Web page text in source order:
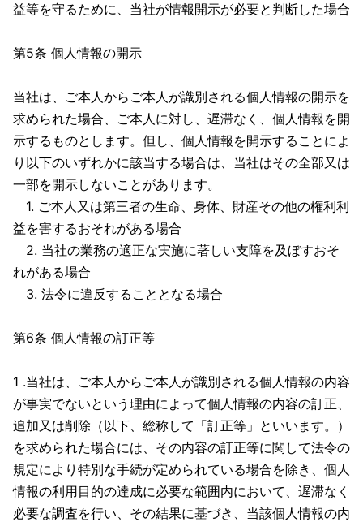
益等を守るために、当社が情報開示が必要と判断した場合
第5条 個人情報の開示
当社は、ご本人からご本人が識別される個人情報の開示を
求められた場合、ご本人に対し、遅滞なく、個人情報を開
示するものとします。但し、個人情報を開示することによ
り以下のいずれかに該当する場合は、当社はその全部又は
一部を開示しないことがあります。
1. ご本人又は第三者の生命、身体、財産その他の権利利
益を害するおそれがある場合
2. 当社の業務の適正な実施に著しい支障を及ぼすおそ
れがある場合
3. 法令に違反することとなる場合
第6条 個人情報の訂正等
1 .当社は、ご本人からご本人が識別される個人情報の内容
が事実でないという理由によって個人情報の内容の訂正、
追加又は削除（以下、総称して「訂正等」といいます。）
を求められた場合には、その内容の訂正等に関して法令の
規定により特別な手続が定められている場合を除き、個人
情報の利用目的の達成に必要な範囲内において、遅滞なく
必要な調査を行い、その結果に基づき、当該個人情報の内